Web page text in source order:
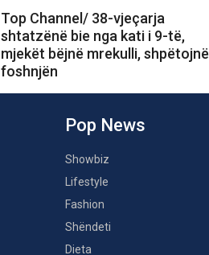
Top Channel/ 38-vjeçarja
shtatzënë bie nga kati i 9-të,
mjekët bëjnë mrekulli, shpëtojnë
foshnjën
Pop News
Showbiz
Lifestyle
Fashion
Shëndeti
Dieta